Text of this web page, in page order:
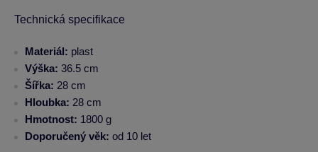
Technická specifikace
Materiál: plast
Výška: 36.5 cm
Šířka: 28 cm
Hloubka: 28 cm
Hmotnost: 1800 g
Doporučený věk: od 10 let